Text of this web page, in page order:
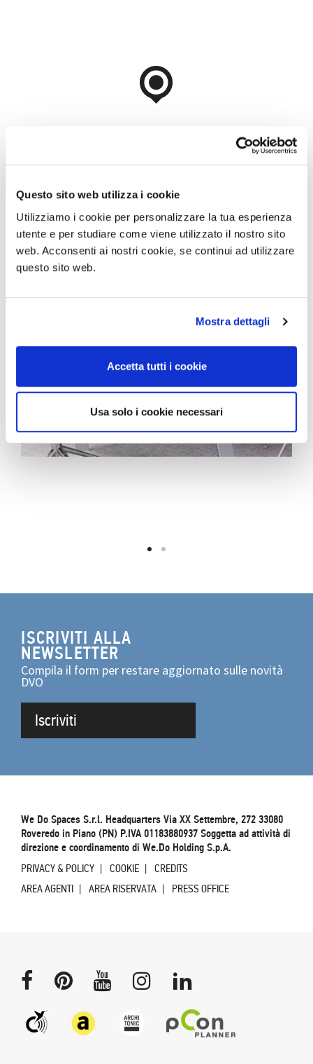
Questo sito web utilizza i cookie
Utilizziamo i cookie per personalizzare la tua esperienza
utente e per studiare come viene utilizzato il nostro sito
web. Acconsenti ai nostri cookie, se continui ad utilizzare
questo sito web.
Mostra dettagli
Accetta tutti i cookie
Usa solo i cookie necessari
ISCRIVITI ALLA
NEWSLETTER
Compila il form per restare aggiornato sulle novità
DVO
Iscriviti
We Do Spaces S.r.l. Headquarters Via XX Settembre, 272 33080
Roveredo in Piano (PN) P.IVA 01183880937 Soggetta ad attività di
direzione e coordinamento di We.Do Holding S.p.A.
PRIVACY & POLICY COOKIE
CREDITS
AREA AGENTI
AREA RISERVATA PRESS OFFICE